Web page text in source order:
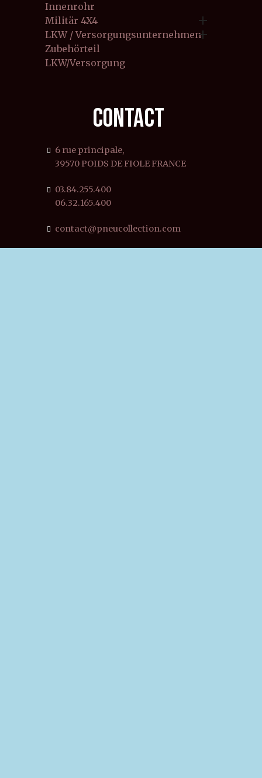
Innenrohr
Militär 4X4

LKW / Versorgungsunternehmen
Zubehörteil
LKW/Versorgung
CONTACT
6 rue principale,
39570 POIDS DE FIOLE FRANCE
03.84.255.400
06.32.165.400
contact@pneucollection.com